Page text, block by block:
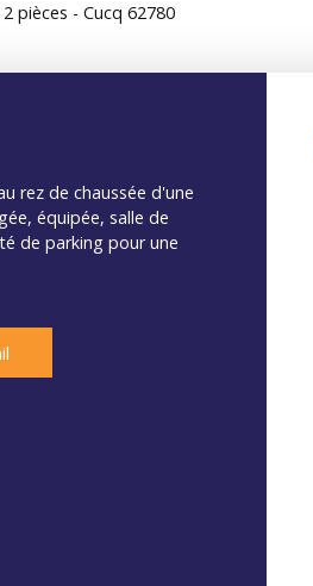
pièces - Cucq 62780
rez de chaussée d'une
équipée, salle de
de parking pour une